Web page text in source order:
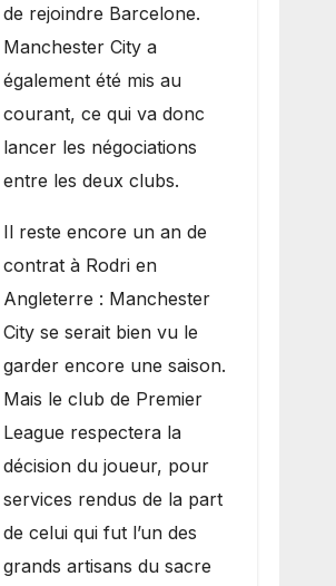
de rejoindre Barcelone.
Manchester City a
également été mis au
courant, ce qui va donc
lancer les négociations
entre les deux clubs.
​Il reste encore un an de
contrat à Rodri en
Angleterre : Manchester
City se serait bien vu le
garder encore une saison.
Mais le club de Premier
League respectera la
décision du joueur, pour
services rendus de la part
de celui qui fut l’un des
grands artisans du sacre